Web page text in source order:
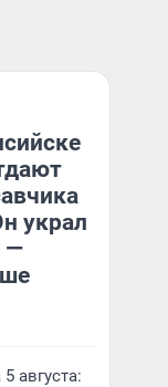
украл
—
августа: